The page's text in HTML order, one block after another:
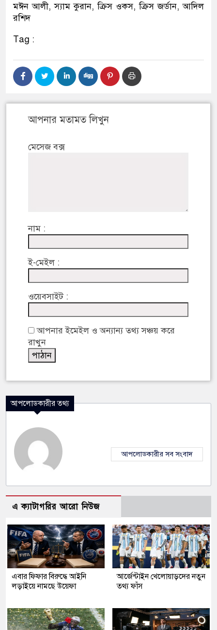
মঈন আলী, স্যাম কুরান, ক্রিস ওকস, ক্রিস জর্ডান, আদিল
রশিদ
Tag :
আপনার মতামত লিখুন
মেসেজ বক্স
নাম :
ই-মেইল :
ওয়েবসাইট :
আপনার ইমেইল ও অন্যান্য তথ্য সঞ্চয় করে
রাখুন
আপলোডকারীর তথ্য
আপলোডকারীর সব সংবাদ
এ ক্যাটাগরির আরো নিউজ
এবার ফিফার বিরুদ্ধে আইনি
লড়াইয়ে নামছে উয়েফা
আর্জেন্টাইন খেলোয়াড়দের নতুন
তথ্য ফাঁস